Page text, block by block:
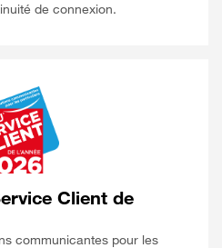
de connexion.
Client de
communicantes pour les